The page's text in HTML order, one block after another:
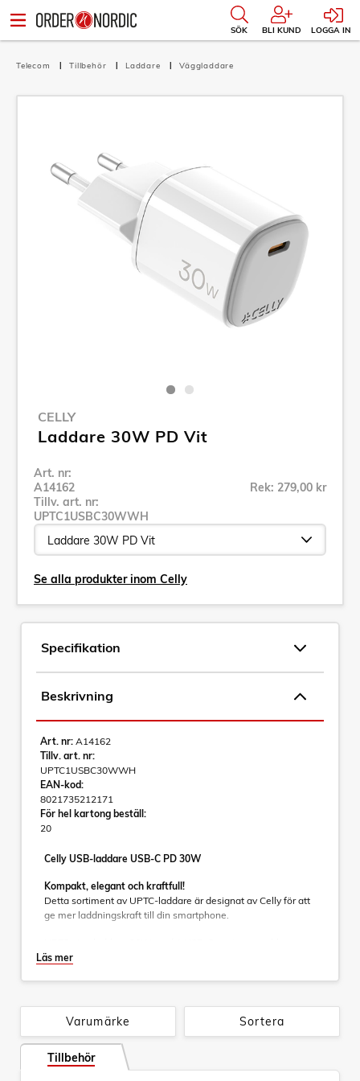
SÖK BLI KUND LOGGA IN
Telecom Tillbehör Laddare Väggladdare
CELLY
Laddare 30W PD Vit
Art. nr:
A14162
Tillv. art. nr:
UPTC1USBC30WWH
Rek: 279,00 kr
Se alla produkter inom Celly
Specifikation
Beskrivning
Art. nr: A14162
Tillv. art. nr:
UPTC1USBC30WWH
EAN-kod:
8021735212171
För hel kartong beställ:
20
Celly USB-laddare USB-C PD 30W
Kompakt, elegant och kraftfull!
Detta sortiment av UPTC-laddare är designat av Celly för att
ge mer laddningskraft till din smartphone.
laddning med effektiviteten hos GaN-teknik.
Den är utformad för dem som behöver ström när de är på
daglig användning.
GaN-teknik
GaN står för galliumnitrid, en halvledare som kan leverera
Läs mer
Sortera
Varumärke
Tillbehör